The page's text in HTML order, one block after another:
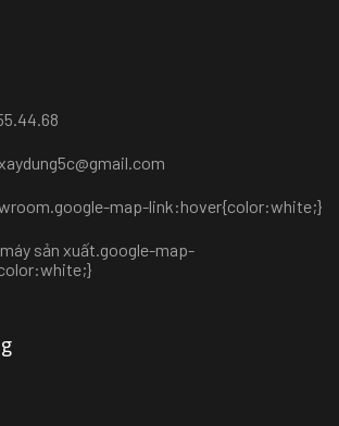
.google-map-link:hover{color:white;}
sản xuất.google-map-